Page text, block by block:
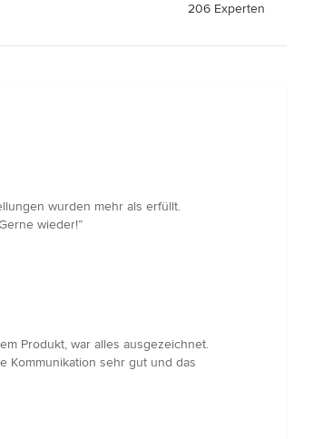
206 Experten
wurden mehr als erfüllt.
wieder!”
Produkt, war alles ausgezeichnet.
Kommunikation sehr gut und das